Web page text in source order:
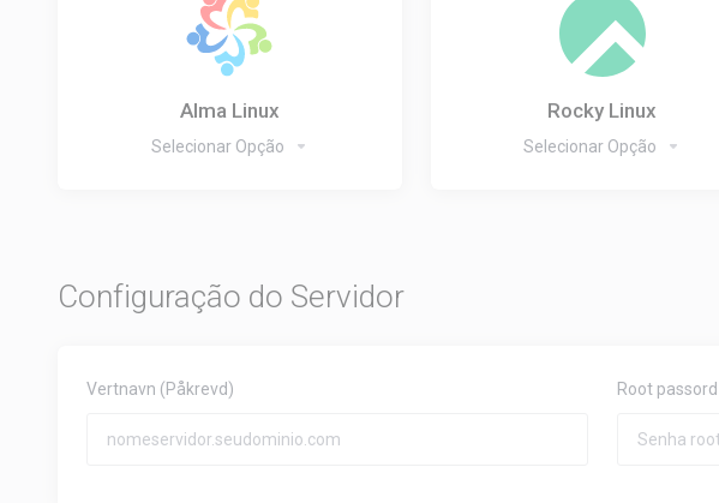
Alma Linux
Selecionar Opção
Rocky Linux
Selecionar Opção
Configuração do Servidor
Vertnavn (Påkrevd) Root passord